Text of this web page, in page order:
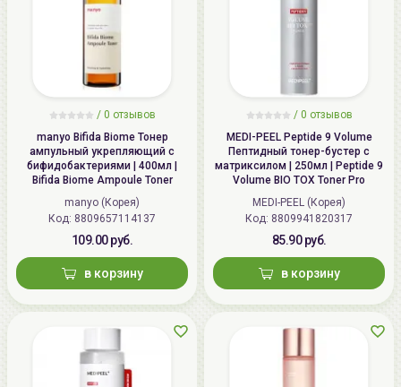
/ 0 отзывов
manyo Bifida Biome Тонер
aмпульный укрепляющий с
бифидобактериями | 400мл |
Bifida Biome Ampoule Toner
manyo (Корея)
Код: 8809657114137
109.00 руб.
в корзину
/ 0 отзывов
MEDI-PEEL Peptide 9 Volume
Пептидный тонер-бустер с
матриксилом | 250мл | Peptide 9
Volume BIO TOX Toner Pro
MEDI-PEEL (Корея)
Код: 8809941820317
85.90 руб.
в корзину